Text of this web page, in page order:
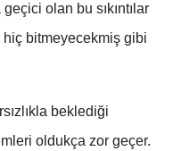
olan bu sıkıntılar
bitmeyecekmiş gibi
beklediği
oldukça zor geçer.